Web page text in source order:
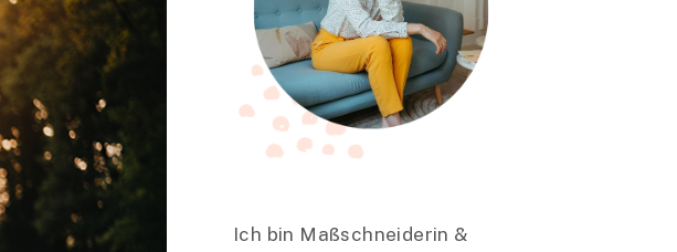
Ich bin Maßschneiderin &